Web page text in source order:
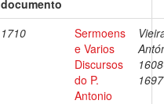
documento
1710
Sermoens
e Varios
Discursos
do P.
Antonio
1697